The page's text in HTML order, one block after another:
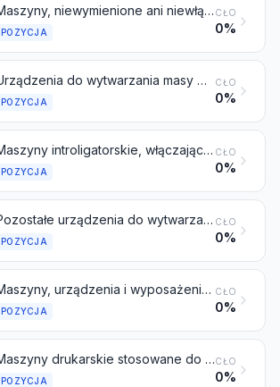
Maszyny, niewymienione ani niewłączone gdzie indziej w niniejszym dziale, do przemysłowego przygotowywania lub produkcji żywności, napojów, inne niż maszyny do otrzymywania lub przyrządzania tłuszczów lub olejów zwierzęcych, roślinnych lub mikrobiologicznych
POZYCJA
CŁO
0%
Urządzenia do wytwarzania masy włóknistego materiału celulozowego lub do wytwarzania, lub obróbki wykończającej papier lub tekturę
POZYCJA
CŁO
0%
Maszyny introligatorskie, włączając niciarki
POZYCJA
CŁO
0%
Pozostałe urządzenia do wytwarzania masy papierniczej, papieru lub tektury, włączając krajarki i krajalnice wszelkich typów
POZYCJA
CŁO
0%
Maszyny, urządzenia i wyposażenie (inne niż maszyny objęte pozycjami od 8456 do 8465) do przygotowywania lub wykonywania płyt, cylindrów lub innych elementów drukarskich; płyty, cylindry i inne elementy drukarskie; płyty, cylindry i kamienie litograficzne, przygotowane do celów drukarskich (na przykład strugane, ziarnowane lub polerowane)
POZYCJA
CŁO
0%
Maszyny drukarskie stosowane do drukowania za pomocą płyt, cylindrów i innych elementów drukarskich objętych pozycją 8442; pozostałe drukarki, urządzenia kopiujące i telekopiarki, nawet połączone; ich części i akcesoria
POZYCJA
CŁO
0%